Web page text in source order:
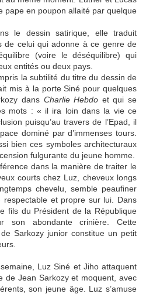
pape en poupon allaité par quelque
le dessin satirique, elle traduit
de celui qui adonne à ce genre de
(voire le déséquilibre) qui
entités ou deux pays.
la subtilité du titre du dessin de
mis à la porteSiné pour quelques
dans Charlie Hebdo et qui se
mots : « il ira loin dans la vie ce
puisqu’au travers de l’Epad , il
dominé par d’immenses tours.
bien ces symboles architecturaux
fulgurante du jeune homme.
dans la manière de traiter le
courts chez Luz , cheveux longs
chevelu, semble peaufiner
et propre sur lui. Dans
fils du Président de la République
son abondante crinière. Cette
Sarkozy junior constitue un petit
Luz Siné et Jihoattaquent
de Jean Sarkozy et moquent, avec
son jeune âge. Luz s’amuse